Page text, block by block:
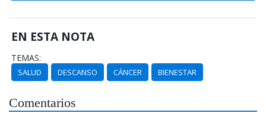
EN ESTA NOTA
TEMAS:
SALUD DESCANSO CÁNCER BIENESTAR
Comentarios